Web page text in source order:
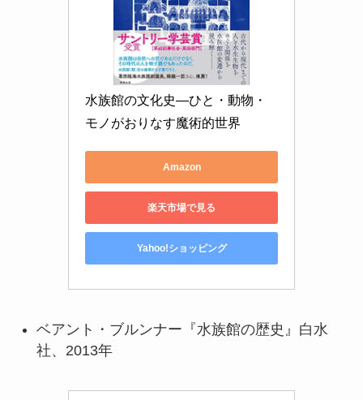
水族館の文化史―ひと・動物・
モノがおりなす魔術的世界
Amazon
楽天市場で見る
Yahoo!ショッピング
ベアント・ブルンナー『水族館の歴史』白水
社、2013年